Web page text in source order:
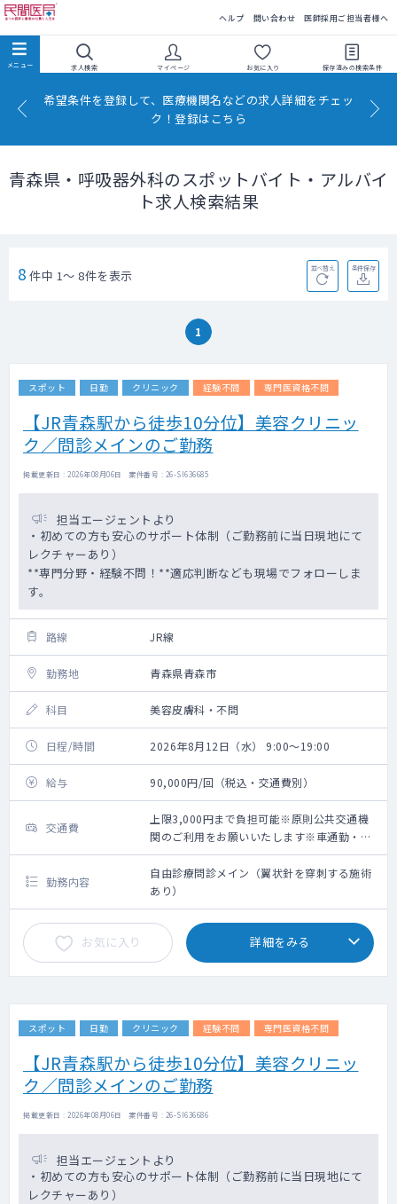
ヘルプ 問い合わせ 医師採用ご担当者様へ
求人検索 マイページ お気に入り 保存済みの検索条件
希望条件を登録して、医療機関名などの求人詳細をチェッ
ク！登録はこちら
青森県・呼吸器外科のスポットバイト・アルバイ
ト求人検索結果
8 件中 1～ 8件を表示 並べ替え 条件保存
1
スポット 日勤 クリニック 経験不問 専門医資格不問
【JR青森駅から徒歩10分位】美容クリニッ
ク／問診メインのご勤務
掲載更新日 : 2026年08月06日 案件番号 : 26-SI636685
担当エージェントより
・初めての方も安心のサポート体制（ご勤務前に当日現地にて
レクチャーあり）
**専門分野・経験不問！**適応判断なども現場でフォローしま
す。
路線 JR線
勤務地 青森県青森市
科目 美容皮膚科・不問
日程/時間 2026年8月12日（水） 9:00～19:00
給与 90,000円/回（税込・交通費別）
交通費
上限3,000円まで負担可能※原則公共交通機
関のご利用をお願いいたします※車通勤・タ
クシー利用要相談
勤務内容
自由診療問診メイン（翼状針を穿刺する施術
あり）
お気に入り 詳細をみる
スポット 日勤 クリニック 経験不問 専門医資格不問
【JR青森駅から徒歩10分位】美容クリニッ
ク／問診メインのご勤務
掲載更新日 : 2026年08月06日 案件番号 : 26-SI636686
担当エージェントより
・初めての方も安心のサポート体制（ご勤務前に当日現地にて
レクチャーあり）